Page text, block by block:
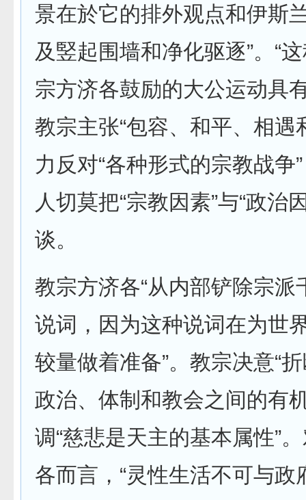
景在於它的排外观点和伊斯
及竪起围墙和净化驱逐”。“
宗方济各鼓励的大公运动具
教宗主张“包容、和平、相遇
力反对“各种形式的宗教战争
人切莫把“宗教因素”与“政治
谈。
教宗方济各“从内部铲除宗派
说词，因为这种说词在为世
较量做着准备”。教宗决意“
政治、体制和教会之间的有
调“慈悲是天主的基本属性”
各而言，“灵性生活不可与政